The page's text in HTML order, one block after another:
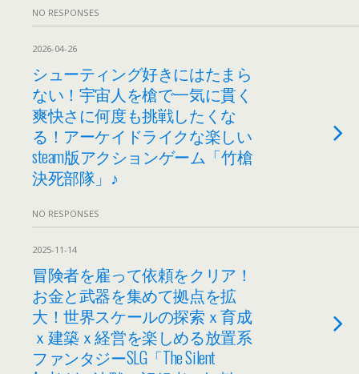
NO RESPONSES
2026-04-26
シューティング好きにはたまら
ない！宇宙人を槍で一気に貫く
爽快さに何度も挑戦したくな
る！アーケイドライクな楽しい
steam版アクションゲーム「竹槍
決死部隊」♪
NO RESPONSES
2025-11-14
冒険者を雇って依頼をクリア！
お金と武器を集めて拠点を拡
大！世界スケールの探索ｘ育成
ｘ建築ｘ経営を楽しめる放置系
ファンタジーSLG「The Silent